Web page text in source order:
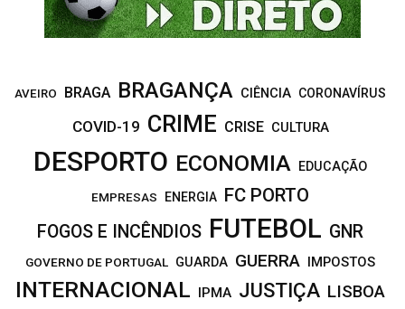
AVEIRO BRAGA BRAGANÇA CIÊNCIA CORONAVÍRUS
COVID-19 CRIME CRISE CULTURA
DESPORTO ECONOMIA EDUCAÇÃO
EMPRESAS ENERGIA FC PORTO
FOGOS E INCÊNDIOS FUTEBOL GNR
GOVERNO DE PORTUGAL GUARDA GUERRA IMPOSTOS
INTERNACIONAL IPMA JUSTIÇA LISBOA